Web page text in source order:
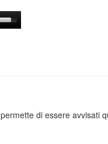
di essere avvisati